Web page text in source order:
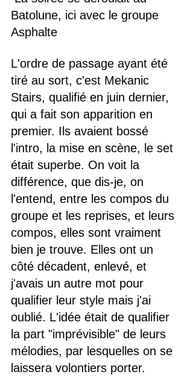
Batolune, ici avec le groupe
Asphalte
L'ordre de passage ayant été
tiré au sort, c'est Mekanic
Stairs, qualifié en juin dernier,
qui a fait son apparition en
premier. Ils avaient bossé
l'intro, la mise en scène, le set
était superbe. On voit la
différence, que dis-je, on
l'entend, entre les compos du
groupe et les reprises, et leurs
compos, elles sont vraiment
bien je trouve. Elles ont un
côté décadent, enlevé, et
j'avais un autre mot pour
qualifier leur style mais j'ai
oublié. L'idée était de qualifier
la part "imprévisible" de leurs
mélodies, par lesquelles on se
laissera volontiers porter.